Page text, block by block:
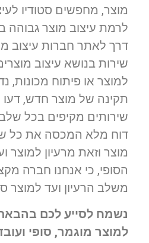
מוצר, מחפשים סטודיו
לרמת עיצוב מוצר גבוהה
דרך לאתר חברות עיצוב
שירות בנושא עיצוב
למוצר או פיתוח מכונות,
תקינה של מוצר חדש, דעו
שירותים מקיפים בכל
דוח מלא המכסה את כל
מוצר וזאת מרעיון למוצר
הסופי, כי אנחנו חברה
משלב הרעיון ועד למוצר
נשמח לסייע לכם
למוצר מוגמר, סופי